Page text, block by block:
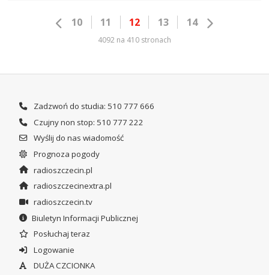
10 11 12 13 14
4092 na 410 stronach
Zadzwoń do studia: 510 777 666
Czujny non stop: 510 777 222
Wyślij do nas wiadomość
Prognoza pogody
radioszczecin.pl
radioszczecinextra.pl
radioszczecin.tv
Biuletyn Informacji Publicznej
Posłuchaj teraz
Logowanie
DUŻA CZCIONKA